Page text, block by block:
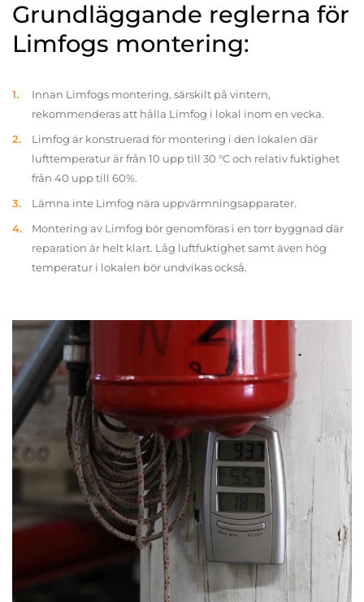
Grundläggande reglerna för
Limfogs montering:
Innan Limfogs montering, särskilt på vintern,
rekommenderas att hålla Limfog i lokal inom en vecka.
Limfog är konstruerad för montering i den lokalen där
lufttemperatur är från 10 upp till 30 °C och relativ fuktighet
från 40 upp till 60%.
Lämna inte Limfog nära uppvärmningsapparater.
Montering av Limfog bör genomföras i en torr byggnad där
reparation är helt klart. Låg luftfuktighet samt även hög
temperatur i lokalen bör undvikas också.